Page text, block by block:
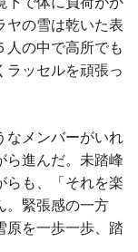
ヤの雪は乾いた表
人の中で高所でも
ラッセルを頑張っ
なメンバーがいれ
ら進んだ。未踏峰
らも、「それを楽
。緊張感の一方
原を一歩一歩、踏